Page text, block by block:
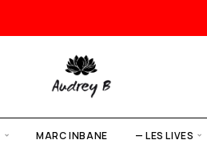
MARC INBANE — LES LIVES